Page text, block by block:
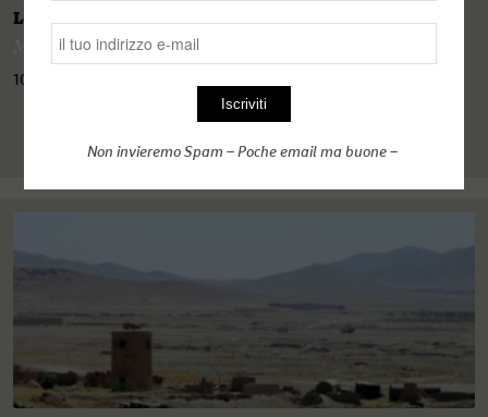
Lo sceicco e il sultano: amici e isolati
Murat Cinar
10 Dicembre 2020
Non invieremo Spam – Poche email ma buone –